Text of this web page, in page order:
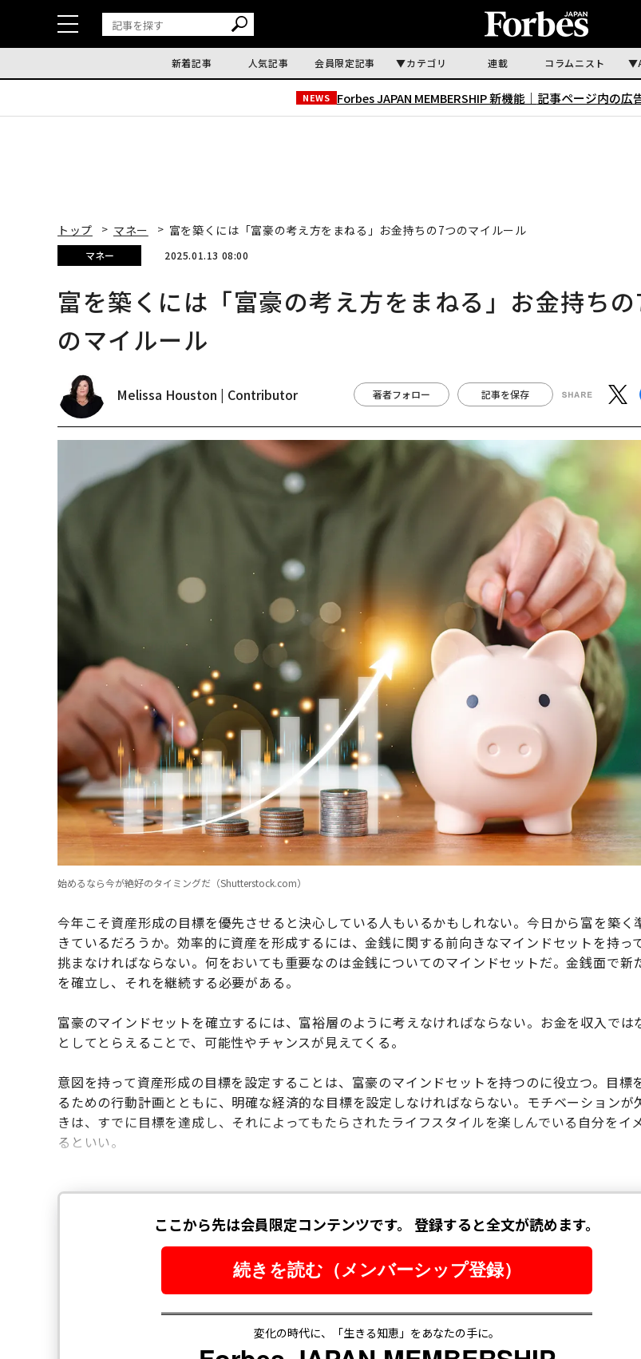
新着記事 人気記事 会員限定記事 カテゴリ 連載 コラムニスト
NEWS Forbes JAPAN MEMBERSHIP 新機能｜ 記事ページ内の広
トップ マネー 富を築くには「富豪の考え方をまねる」お金持ちの7つのマイルール
マネー 2025.01.13 08:00
富を築くには「富豪の考え方をまねる」お金持ち
のマイルール
Melissa Houston | Contributor 著者フォロー 記事を保存
始めるなら今が絶好のタイミングだ（Shutterstock.com）
今年こそ資産形成の目標を優先させると決心している人もいるかもしれない。今日から富を築く
きているだろうか。効率的に資産を形成するには、金銭に関する前向きなマインドセットを持っ
挑まなければならない。何をおいても重要なのは金銭についてのマインドセットだ。金銭面で新
を確立し、それを継続する必要がある。
富豪のマインドセットを確立するには、富裕層のように考えなければならない。お金を収入では
としてとらえることで、可能性やチャンスが見えてくる。
意図を持って資産形成の目標を設定することは、富豪のマインドセットを持つのに役立つ。目標
るための行動計画とともに、明確な経済的な目標を設定しなければならない。モチベーションが
きは、すでに目標を達成し、それによってもたらされたライフスタイルを楽しんでいる自分をイ
るといい。